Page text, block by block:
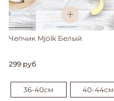
Чепчик Mjölk Белый
299 руб
36-40см 40-44см